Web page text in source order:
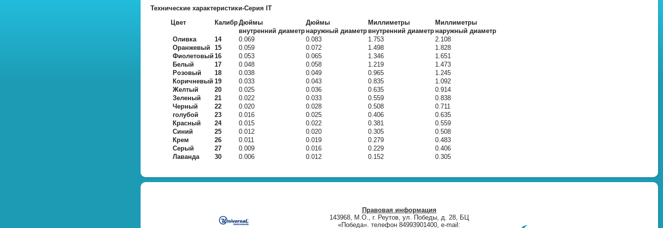
Технические характеристики-Серия IT
Цвет
КалибрДюймы Дюймы Миллиметры
Миллиметры
внутренний диаметр наружный диаметр внутренний диаметр наружный диаметр
Оливка
14 0.069 0.083 1.753
2.108
Оранжевый
15 0.059 0.072 1.498
1.828
Фиолетовый 16 0.053 0.065 1.346
1.651
Белый
17 0.048 0.058 1.219
1.473
Розовый
18 0.038 0.049 0.965
1.245
Коричневый 19 0.033 0.043 0.835
1.092
Желтый
20 0.025 0.036 0.635
0.914
Зеленый
21 0.022 0.033 0.559
0.838
Черный
22 0.020 0.028 0.508
0.711
голубой
23 0.016 0.025 0.406
0.635
Красный
24 0.015 0.022 0.381
0.559
Синий
25 0.012 0.020 0.305
0.508
Крем
26 0.011 0.019 0.279
0.483
Серый
27 0.009 0.016 0.229
0.406
Лаванда
30 0.006 0.012 0.152 0.305
Правовая информация
143968, М.О., г. Реутов, ул. Победы, д. 28, БЦ
«Победа». телефон 84993901400, e-mail: